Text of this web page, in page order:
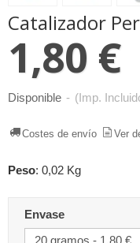
Catalizador
1,80 €
Disponible - (Imp.
Costes de envío Ver
Peso: 0,02 Kg
Envase